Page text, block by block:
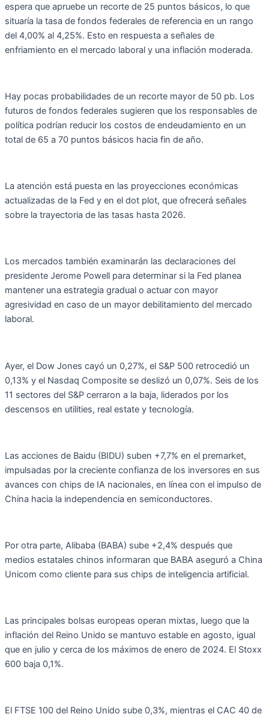
espera que apruebe un recorte de 25 puntos básicos, lo que
situaría la tasa de fondos federales de referencia en un rango
del 4,00% al 4,25%. Esto en respuesta a señales de
enfriamiento en el mercado laboral y una inflación moderada.
Hay pocas probabilidades de un recorte mayor de 50 pb. Los
futuros de fondos federales sugieren que los responsables de
política podrían reducir los costos de endeudamiento en un
total de 65 a 70 puntos básicos hacia fin de año.
La atención está puesta en las proyecciones económicas
actualizadas de la Fed y en el dot plot, que ofrecerá señales
sobre la trayectoria de las tasas hasta 2026.
Los mercados también examinarán las declaraciones del
presidente Jerome Powell para determinar si la Fed planea
mantener una estrategia gradual o actuar con mayor
agresividad en caso de un mayor debilitamiento del mercado
laboral.
Ayer, el Dow Jones cayó un 0,27%, el S&P 500 retrocedió un
0,13% y el Nasdaq Composite se deslizó un 0,07%. Seis de los
11 sectores del S&P cerraron a la baja, liderados por los
descensos en utilities, real estate y tecnología.
Las acciones de Baidu (BIDU) suben +7,7% en el premarket,
impulsadas por la creciente confianza de los inversores en sus
avances con chips de IA nacionales, en línea con el impulso de
China hacia la independencia en semiconductores.
Por otra parte, Alibaba (BABA) sube +2,4% después que
medios estatales chinos informaran que BABA aseguró a China
Unicom como cliente para sus chips de inteligencia artificial.
Las principales bolsas europeas operan mixtas, luego que la
inflación del Reino Unido se mantuvo estable en agosto, igual
que en julio y cerca de los máximos de enero de 2024. El Stoxx
600 baja 0,1%.
El FTSE 100 del Reino Unido sube 0,3%, mientras el CAC 40 de